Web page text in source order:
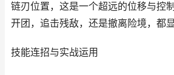
链刃位置，这是一个超远的位移与控
开团，追击残敌，还是撤离险境，都
技能连招与实战运用